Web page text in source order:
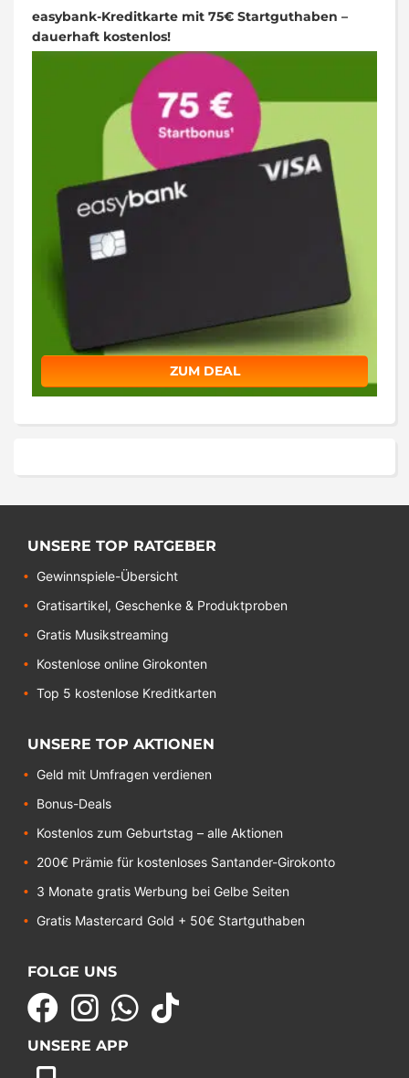
easybank-Kreditkarte mit 75€ Startguthaben –
dauerhaft kostenlos!
ZUM DEAL
UNSERE TOP RATGEBER
Gewinnspiele-Übersicht
Gratisartikel, Geschenke & Produktproben
Gratis Musikstreaming
Kostenlose online Girokonten
Top 5 kostenlose Kreditkarten
UNSERE TOP AKTIONEN
Geld mit Umfragen verdienen
Bonus-Deals
Kostenlos zum Geburtstag – alle Aktionen
200€ Prämie für kostenloses Santander-Girokonto
3 Monate gratis Werbung bei Gelbe Seiten
Gratis Mastercard Gold + 50€ Startguthaben
FOLGE UNS
UNSERE APP